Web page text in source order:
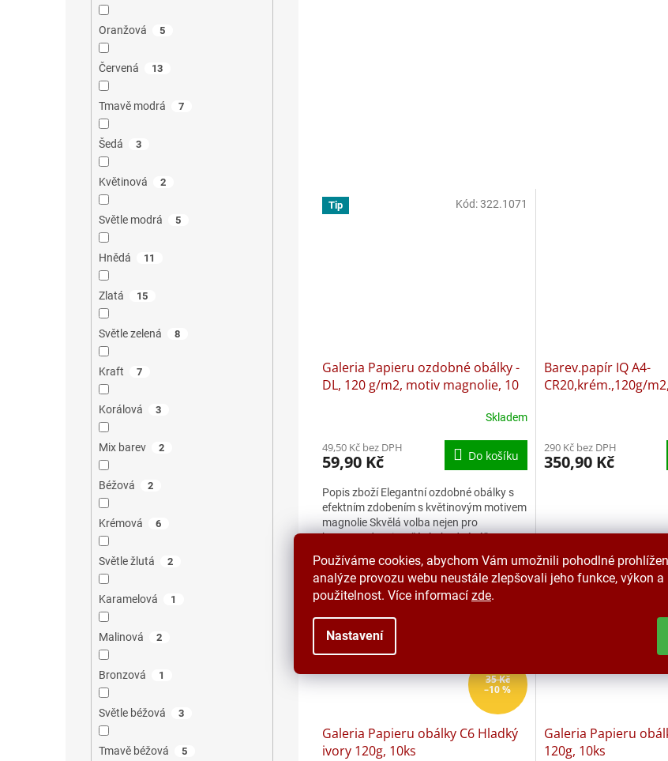
Používáme cookies, abychom Vám umožnili pohodlné
analýze provozu webu neustále zlepšovali jeho funkce, výkon a
použitelnost. Více informací zde.
Nastavení
Oranžová 5
Červená 13
Tmavě modrá 7
Šedá 3
Květinová 2
Světle modrá 5
Hnědá 11
Zlatá 15
Světle zelená 8
Kraft 7
Korálová 3
Mix barev 2
Béžová 2
Krémová 6
Světle žlutá 2
Karamelová 1
Malinová 2
Bronzová 1
Světle béžová 3
Tmavě béžová 5
Tip
Galeria Papieru ozdobné obálky -
DL, 120 g/m2, motiv magnolie, 10
Skladem
49,50 Kč bez DPH
59,90 Kč Do košíku
Popis zboží Elegantní ozdobné obálky s
efektním zdobením s květinovým motivem
magnolie Skvělá volba nejen pro
korespondenci a přání, vhodné též na
dárkové poukázky a...
Kód:322.1071
Barev.papír IQ A4-
CR20,krém.,120g/
290 Kč bez DPH
350,90 Kč
35 Kč
–10 %
Galeria Papieru obálky C6 Hladký
ivory 120g, 10ks
Kód:GP10OB81IV
Galeria Papieru
120g, 10ks